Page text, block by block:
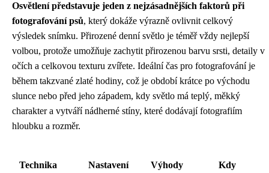
Osvětlení představuje jeden z nejzásadnějších faktorů při
fotografování psů, který dokáže výrazně ovlivnit celkový
výsledek snímku. Přirozené denní světlo je téměř vždy nejlepší
volbou, protože umožňuje zachytit přirozenou barvu srsti, detaily v
očích a celkovou texturu zvířete. Ideální čas pro fotografování je
během takzvané zlaté hodiny, což je období krátce po východu
slunce nebo před jeho západem, kdy světlo má teplý, měkký
charakter a vytváří nádherné stíny, které dodávají fotografiím
hloubku a rozměr.
Technika
Nastavení
Výhody
Kdy